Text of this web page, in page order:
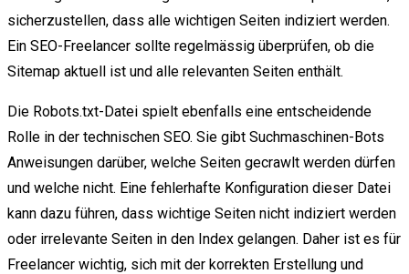
sicherzustellen, dass alle wichtigen Seiten indiziert werden.
Ein SEO-Freelancer sollte regelmässig überprüfen, ob die
Sitemap aktuell ist und alle relevanten Seiten enthält.
Die Robots.txt-Datei spielt ebenfalls eine entscheidende
Rolle in der technischen SEO. Sie gibt Suchmaschinen-Bots
Anweisungen darüber, welche Seiten gecrawlt werden dürfen
und welche nicht. Eine fehlerhafte Konfiguration dieser Datei
kann dazu führen, dass wichtige Seiten nicht indiziert werden
oder irrelevante Seiten in den Index gelangen. Daher ist es für
Freelancer wichtig, sich mit der korrekten Erstellung und